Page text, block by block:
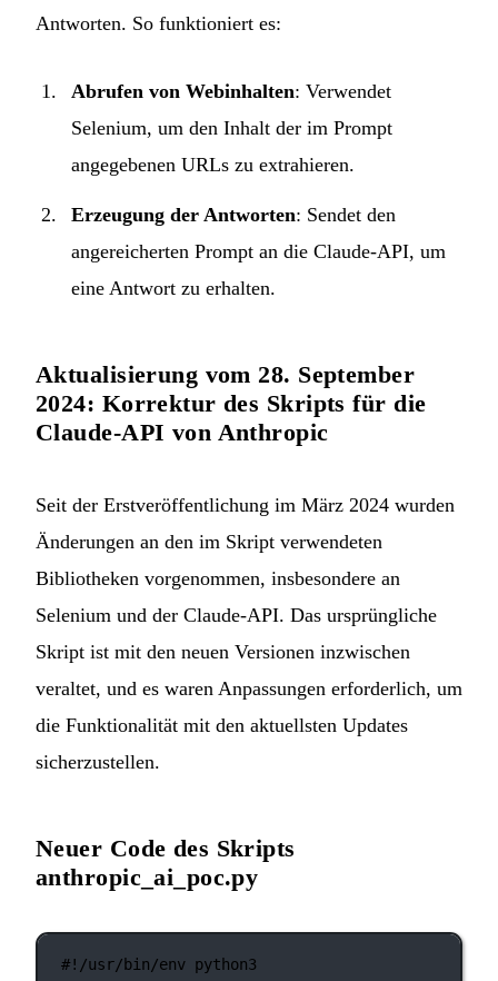
Antworten. So funktioniert es:
Abrufen von Webinhalten: Verwendet
Selenium, um den Inhalt der im Prompt
angegebenen URLs zu extrahieren.
Erzeugung der Antworten: Sendet den
angereicherten Prompt an die Claude-API, um
eine Antwort zu erhalten.
Aktualisierung vom 28. September
2024: Korrektur des Skripts für die
Claude-API von Anthropic
Seit der Erstveröffentlichung im März 2024 wurden
Änderungen an den im Skript verwendeten
Bibliotheken vorgenommen, insbesondere an
Selenium und der Claude-API. Das ursprüngliche
Skript ist mit den neuen Versionen inzwischen
veraltet, und es waren Anpassungen erforderlich, um
die Funktionalität mit den aktuellsten Updates
sicherzustellen.
Neuer Code des Skripts
anthropic_ai_poc.py
#!/usr/bin/env python3